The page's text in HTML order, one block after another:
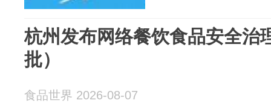
杭州发布网络餐饮食品安全治
批）
食品世界 2026-08-07